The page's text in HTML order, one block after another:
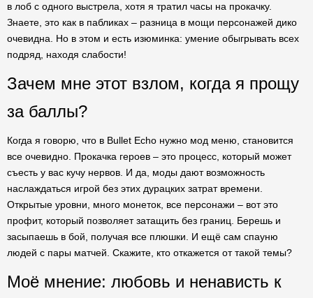
в лоб с одного выстрела, хотя я тратил часы на прокачку.
Знаете, это как в пабликах – разница в мощи персонажей дико
очевидна. Но в этом и есть изюминка: умение обыгрывать всех
подряд, находя слабости!
Зачем мне этот взлом, когда я прощу
за баллы?
Когда я говорю, что в Bullet Echo нужно мод меню, становится
все очевидно. Прокачка героев – это процесс, который может
съесть у вас кучу нервов. И да, моды дают возможность
наслаждаться игрой без этих дурацких затрат времени.
Открытые уровни, много монеток, все персонажи – вот это
профит, который позволяет затащить без границ. Берешь и
засыпаешь в бой, получая все плюшки. И ещё сам спауню
людей с пары матчей. Скажите, кто откажется от такой темы?
Моё мнение: любовь и ненависть к